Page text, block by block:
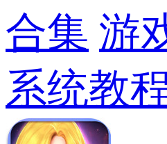
合集 游
系统教